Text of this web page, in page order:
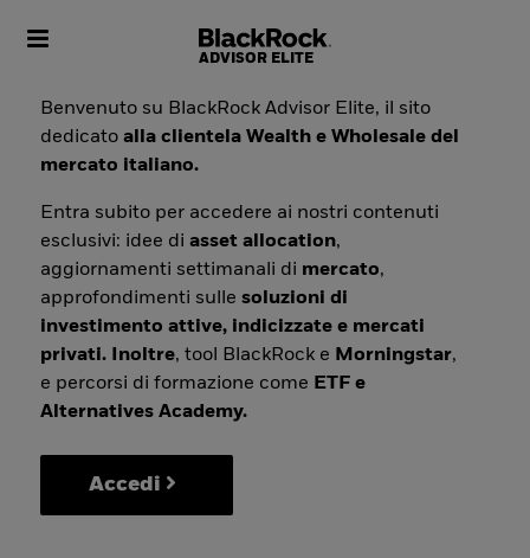
Toggle navigation
Benvenuto su BlackRock Advisor Elite, il sito
dedicatoalla clientela Wealth e Wholesale del
mercato italiano.
Entra subito per accedere ai nostri contenuti
esclusivi: idee diasset allocation,
aggiornamenti settimanali di mercato,
approfondimenti sullesoluzioni di
investimento attive, indicizzate e mercati
privati. Inoltre, tool BlackRock e Morningstar,
e percorsi di formazione come ETF e
Alternatives Academy.
Accedi